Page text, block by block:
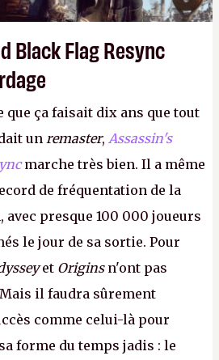
Black Flag Resync
que ça faisait dix ans que tout
un remaster, Assassin's
marche très bien. Il a même
de fréquentation de la
avec presque 100 000 joueurs
le jour de sa sortie. Pour
et Originsn'ont pas
il faudra sûrement
comme celui-là pour
forme du temps jadis : le